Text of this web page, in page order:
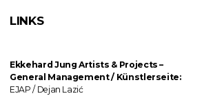
LINKS
Ekkehard Jung Artists & Projects–
General Management / Künstlerseite:
EJAP / Dejan Lazić